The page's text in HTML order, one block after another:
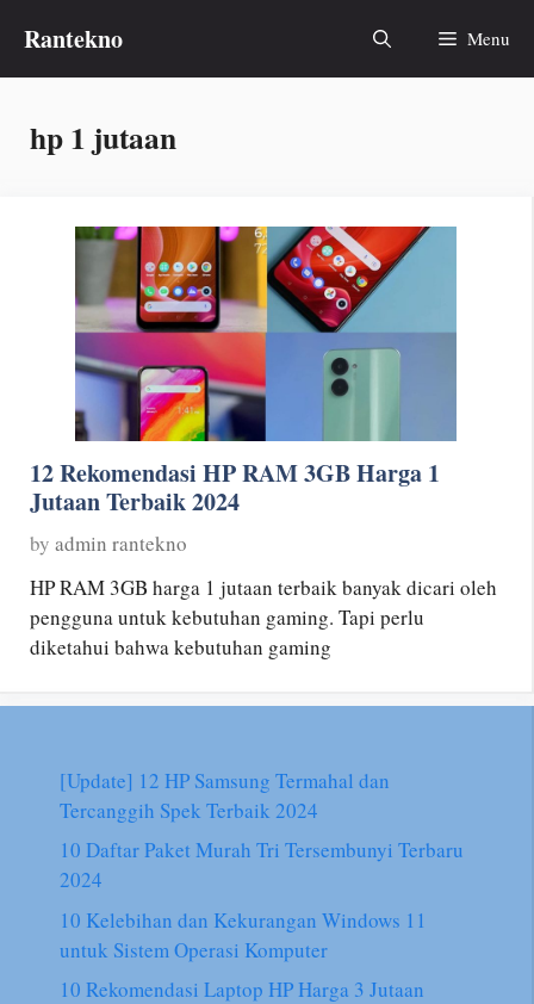
content
Rantekno Menu
hp 1 jutaan
12 Rekomendasi HP RAM 3GB Harga 1
Jutaan Terbaik 2024
by admin rantekno
HP RAM 3GB harga 1 jutaan terbaik banyak dicari oleh
pengguna untuk kebutuhan gaming. Tapi perlu
diketahui bahwa kebutuhan gaming
[Update] 12 HP Samsung Termahal dan
Tercanggih Spek Terbaik 2024
10 Daftar Paket Murah Tri Tersembunyi Terbaru
2024
10 Kelebihan dan Kekurangan Windows 11
untuk Sistem Operasi Komputer
10 Rekomendasi Laptop HP Harga 3 Jutaan